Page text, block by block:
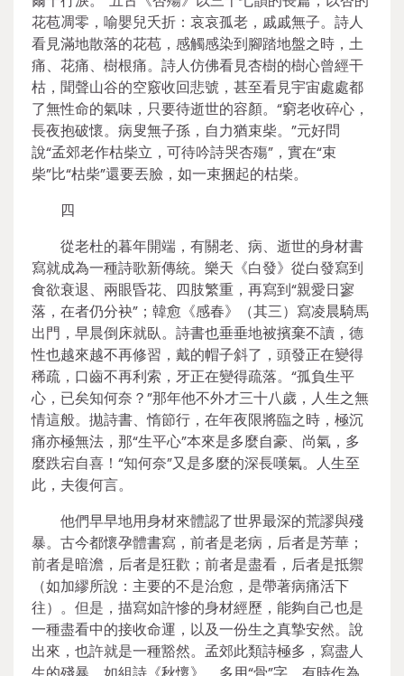
花苞凋零，喻嬰兒夭折：哀哀孤老，戚戚無子。詩人
看見滿地散落的花苞，感觸感染到腳踏地盤之時，土
痛、花痛、樹根痛。詩人仿佛看見杏樹的樹心曾經干
枯，聞聲山谷的空竅收回悲號，甚至看見宇宙處處都
了無性命的氣味，只要待逝世的容顏。“窮老收碎心，
長夜抱破懷。病叟無子孫，自力猶束柴。”元好問
說“孟郊老作枯柴立，可待吟詩哭杏殤”，實在“束
柴”比“枯柴”還要丟臉，如一束捆起的枯柴。
四
從老杜的暮年開端，有關老、病、逝世的身材書
寫就成為一種詩歌新傳統。樂天《白發》從白發寫到
食欲衰退、兩眼昏花、四肢繁重，再寫到“親愛日寥
落，在者仍分袂”；韓愈《感春》（其三）寫凌晨騎馬
出門，早晨倒床就臥。詩書也垂垂地被擯棄不讀，德
性也越來越不再修習，戴的帽子斜了，頭發正在變得
稀疏，口齒不再利索，牙正在變得疏落。“孤負生平
心，已矣知何奈？”那年他不外才三十八歲，人生之無
情這般。拋詩書、惰節行，在年夜限將臨之時，極沉
痛亦極無法，那“生平心”本來是多麼自豪、尚氣，多
麼跌宕自喜！“知何奈”又是多麼的深長嘆氣。人生至
此，夫復何言。
他們早早地用身材來體認了世界最深的荒謬與殘
暴。古今都懷孕體書寫，前者是老病，后者是芳華；
前者是暗澹，后者是狂歡；前者是盡看，后者是抵禦
（如加繆所說：主要的不是治愈，是帶著病痛活下
往）。但是，描寫如許慘的身材經歷，能夠自己也是
一種盡看中的接收命運，以及一份生之真摯安然。說
出來，也許就是一種豁然。孟郊此類詩極多，寫盡人